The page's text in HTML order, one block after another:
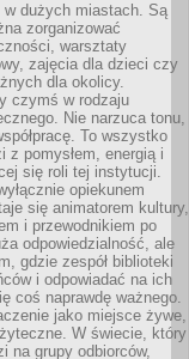
dużych miastach. Są
zorganizować
warsztaty
zajęcia dla dzieci czy
dla okolicy.
czymś w rodzaju
Nie narzuca tonu,
To wszystko
z pomysłem, energią i
się roli tej instytucji.
opiekunem
się animatorem kultury,
i przewodnikiem po
odpowiedzialność, ale
gdzie zespół biblioteki
i odpowiadać na ich
coś naprawdę ważnego.
jako miejsce żywe,
W świecie, który
na grupy odbiorców,